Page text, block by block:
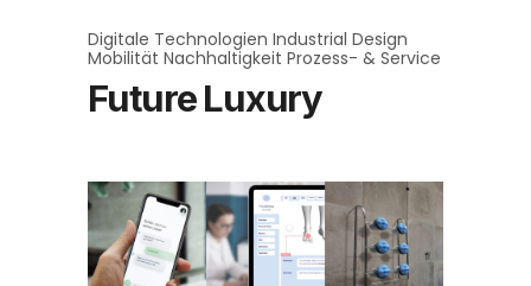
Digitale Technologien Industrial Design
Mobilität Nachhaltigkeit Prozess- & Service
Future Luxury